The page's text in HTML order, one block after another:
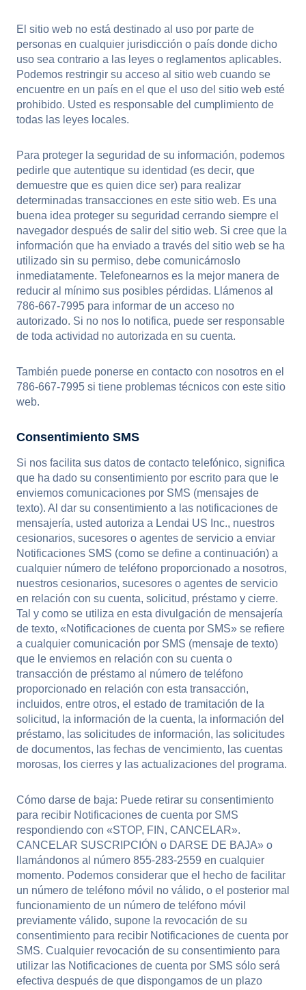
El sitio web no está destinado al uso por parte de
personas en cualquier jurisdicción o país donde dicho
uso sea contrario a las leyes o reglamentos aplicables.
Podemos restringir su acceso al sitio web cuando se
encuentre en un país en el que el uso del sitio web esté
prohibido. Usted es responsable del cumplimiento de
todas las leyes locales.
Para proteger la seguridad de su información, podemos
pedirle que autentique su identidad (es decir, que
demuestre que es quien dice ser) para realizar
determinadas transacciones en este sitio web. Es una
buena idea proteger su seguridad cerrando siempre el
navegador después de salir del sitio web. Si cree que la
información que ha enviado a través del sitio web se ha
utilizado sin su permiso, debe comunicárnoslo
inmediatamente. Telefonearnos es la mejor manera de
reducir al mínimo sus posibles pérdidas. Llámenos al
786-667-7995 para informar de un acceso no
autorizado. Si no nos lo notifica, puede ser responsable
de toda actividad no autorizada en su cuenta.
También puede ponerse en contacto con nosotros en el
786-667-7995 si tiene problemas técnicos con este sitio
web.
Consentimiento SMS
Si nos facilita sus datos de contacto telefónico, significa
que ha dado su consentimiento por escrito para que le
enviemos comunicaciones por SMS (mensajes de
texto). Al dar su consentimiento a las notificaciones de
mensajería, usted autoriza a Lendai US Inc., nuestros
cesionarios, sucesores o agentes de servicio a enviar
Notificaciones SMS (como se define a continuación) a
cualquier número de teléfono proporcionado a nosotros,
nuestros cesionarios, sucesores o agentes de servicio
en relación con su cuenta, solicitud, préstamo y cierre.
Tal y como se utiliza en esta divulgación de mensajería
de texto, «Notificaciones de cuenta por SMS» se refiere
a cualquier comunicación por SMS (mensaje de texto)
que le enviemos en relación con su cuenta o
transacción de préstamo al número de teléfono
proporcionado en relación con esta transacción,
incluidos, entre otros, el estado de tramitación de la
solicitud, la información de la cuenta, la información del
préstamo, las solicitudes de información, las solicitudes
de documentos, las fechas de vencimiento, las cuentas
morosas, los cierres y las actualizaciones del programa.
Cómo darse de baja: Puede retirar su consentimiento
para recibir Notificaciones de cuenta por SMS
respondiendo con «STOP, FIN, CANCELAR».
CANCELAR SUSCRIPCIÓN o DARSE DE BAJA» o
llamándonos al número 855-283-2559 en cualquier
momento. Podemos considerar que el hecho de facilitar
un número de teléfono móvil no válido, o el posterior mal
funcionamiento de un número de teléfono móvil
previamente válido, supone la revocación de su
consentimiento para recibir Notificaciones de cuenta por
SMS. Cualquier revocación de su consentimiento para
utilizar las Notificaciones de cuenta por SMS sólo será
efectiva después de que dispongamos de un plazo